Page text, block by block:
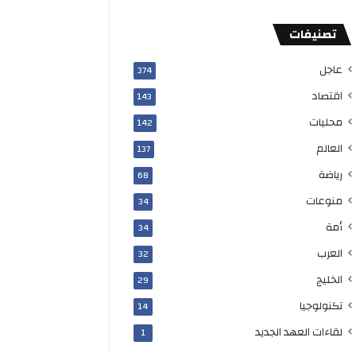
تصنيفات
عاجل 374
اقتصاد 143
محليات 142
العالم 137
رياضة 68
منوعات 34
أمة 34
العرب 32
الخليج 29
تكنولوجيا 14
لقاءات العهد الجديد 1